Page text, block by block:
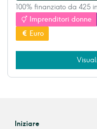
Imprenditori donne
Euro
100% finanziato da 425
Iniziare